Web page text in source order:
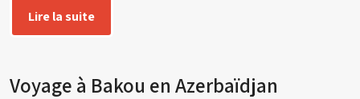
Lire la suite
Voyage à Bakou en Azerbaïdjan